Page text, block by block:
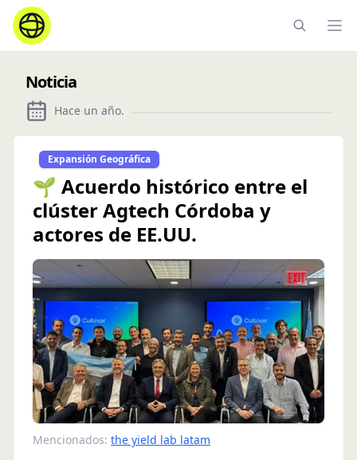
Noticia
Hace un año.
Expansión Geográfica
🌱 Acuerdo histórico entre el
clúster Agtech Córdoba y
actores de EE.UU.
Mencionados: the yield lab latam